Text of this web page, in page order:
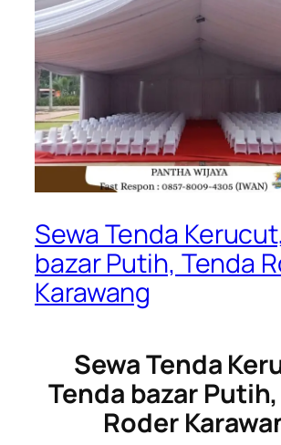
Sewa Tenda
bazar Putih, Tenda
Karawang
Sewa Tenda
Tenda bazar
Roder